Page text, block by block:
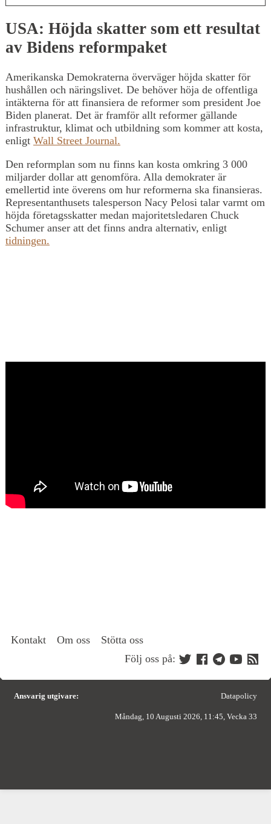
USA: Höjda skatter som ett resultat
av Bidens reformpaket
Amerikanska Demokraterna överväger höjda skatter för
hushållen och näringslivet. De behöver höja de offentliga
intäkterna för att finansiera de reformer som president Joe
Biden planerat. Det är framför allt reformer gällande
infrastruktur, klimat och utbildning som kommer att kosta,
enligt Wall Street Journal.
Den reformplan som nu finns kan kosta omkring 3 000
miljarder dollar att genomföra. Alla demokrater är
emellertid inte överens om hur reformerna ska finansieras.
Representanthusets talesperson Nacy Pelosi talar varmt om
höjda företagsskatter medan majoritetsledaren Chuck
Schumer anser att det finns andra alternativ, enligt
tidningen.
Kontakt Om oss
Stötta oss
Följ oss på:
Ansvarig utgivare: Datapolicy
Måndag, 10 Augusti 2026, 11:45, Vecka 33